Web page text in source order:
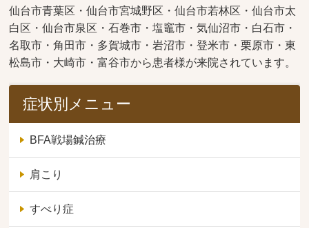
仙台市青葉区・仙台市宮城野区・仙台市若林区・仙台市太
白区・仙台市泉区・石巻市・塩竈市・気仙沼市・白石市・
名取市・角田市・多賀城市・岩沼市・登米市・栗原市・東
松島市・大崎市・富谷市から患者様が来院されています。
症状別メニュー
BFA戦場鍼治療
肩こり
すべり症